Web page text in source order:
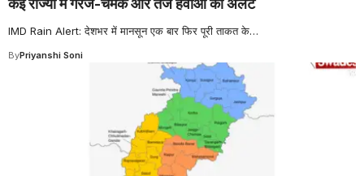
कई राज्यों में गरज-चमक और तेज हवाओं का अलर्ट
IMD Rain Alert: देशभर में मानसून एक बार फिर पूरी ताकत के…
ByPriyanshi Soni